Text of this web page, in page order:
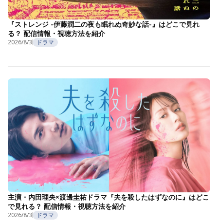
『ストレンジ -伊藤潤二の夜も眠れぬ奇妙な話-』はどこで見れ
る？ 配信情報・視聴方法を紹介
2026/8/3 ドラマ
主演・内田理央×渡邊圭祐ドラマ『夫を殺したはずなのに』はどこ
で見れる？ 配信情報・視聴方法を紹介
2026/8/3 ドラマ